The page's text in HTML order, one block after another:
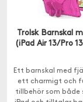
Trolsk Barnskal
(iPad Air 13/Pro
Ett barnskal med
ett charmigt och
tillbehör som både